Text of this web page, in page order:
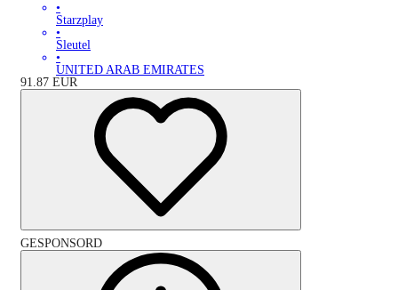
•
Starzplay
•
Sleutel
•
UNITED ARAB EMIRATES
91.87 EUR
GESPONSORD